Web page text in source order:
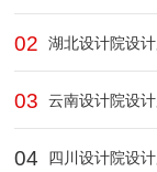
02 湖北设计院设
03 云南设计院设
04 四川设计院设